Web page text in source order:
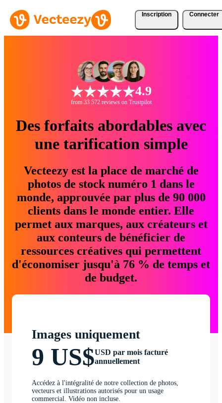
Inscription Connecter
4.9
from 33 572 reviews on Trustpilot
Des forfaits abordables avec
une tarification simple
Vecteezy est la place de marché de
photos de stock numéro 1 dans le
monde, approuvée par plus de 90 000
clients dans le monde entier. Elle
permet aux marques, aux créateurs et
aux conteurs de bénéficier de
ressources créatives qui permettent
d'économiser jusqu'à 76 % de temps et
de budget.
Images uniquement
9 US$USD par mois facturé
annuellement
Accédez à l'intégralité de notre collection de photos,
vecteurs et illustrations autorisés pour un usage
commercial. Vidéo non incluse.